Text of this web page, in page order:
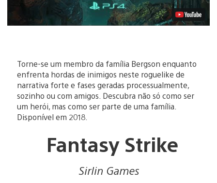
Torne-se um membro da família Bergson enquanto
enfrenta hordas de inimigos neste roguelike de
narrativa forte e fases geradas processualmente,
sozinho ou com amigos. Descubra não só como ser
um herói, mas como ser parte de uma família.
Disponível em 2018.
Fantasy Strike
Sirlin Games